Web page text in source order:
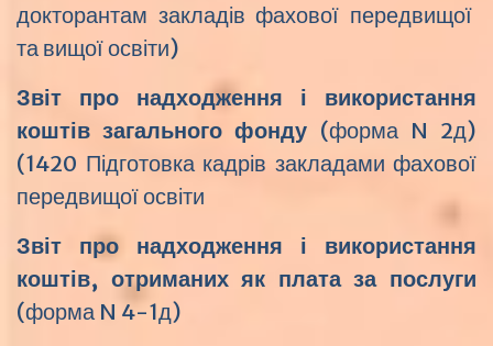
докторантам закладів фахової передвищої
та вищої освіти)
Звіт про надходження і використання
коштів загального фонду (форма N 2д)
(1420 Підготовка кадрів закладами фахової
передвищої освіти
Звіт про надходження і використання
коштів, отриманих як плата за послуги
(форма N 4-1д)